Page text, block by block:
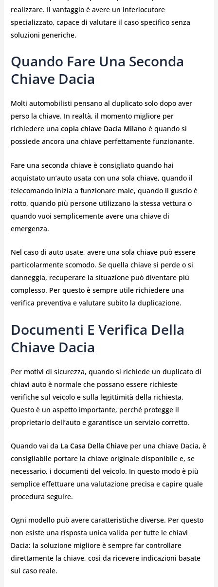
realizzare. Il vantaggio è avere un interlocutore
specializzato, capace di valutare il caso specifico senza
soluzioni generiche.
Quando Fare Una Seconda
Chiave Dacia
Molti automobilisti pensano al duplicato solo dopo aver
perso la chiave. In realtà, il momento migliore per
richiedere una copia chiave Dacia Milano è quando si
possiede ancora una chiave perfettamente funzionante.
Fare una seconda chiave è consigliato quando hai
acquistato un’auto usata con una sola chiave, quando il
telecomando inizia a funzionare male, quando il guscio è
rotto, quando più persone utilizzano la stessa vettura o
quando vuoi semplicemente avere una chiave di
emergenza.
Nel caso di auto usate, avere una sola chiave può essere
particolarmente scomodo. Se quella chiave si perde o si
danneggia, recuperare la situazione può diventare più
complesso. Per questo è sempre utile richiedere una
verifica preventiva e valutare subito la duplicazione.
Documenti E Verifica Della
Chiave Dacia
Per motivi di sicurezza, quando si richiede un duplicato di
chiavi auto è normale che possano essere richieste
verifiche sul veicolo e sulla legittimità della richiesta.
Questo è un aspetto importante, perché protegge il
proprietario dell’auto e garantisce un servizio corretto.
Quando vai da La Casa Della Chiaveper una chiave Dacia, è
consigliabile portare la chiave originale disponibile e, se
necessario, i documenti del veicolo. In questo modo è più
semplice effettuare una valutazione precisa e capire quale
procedura seguire.
Ogni modello può avere caratteristiche diverse. Per questo
non esiste una risposta unica valida per tutte le chiavi
Dacia: la soluzione migliore è sempre far controllare
direttamente la chiave, così da ricevere indicazioni basate
sul caso reale.